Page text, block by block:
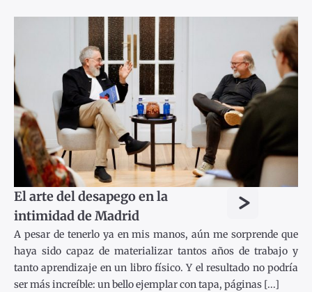
El arte del desapego en la
intimidad de Madrid
>
A pesar de tenerlo ya en mis manos, aún me sorprende que
haya sido capaz de materializar tantos años de trabajo y
tanto aprendizaje en un libro físico. Y el resultado no podría
ser más increíble: un bello ejemplar con tapa, páginas [...]